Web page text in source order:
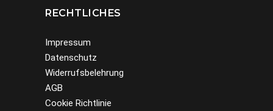
RECHTLICHES
Impressum
Datenschutz
Widerrufsbelehrung
AGB
Cookie Richtlinie